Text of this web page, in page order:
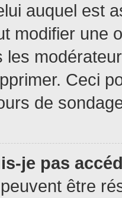
auquel est
modifier une
les
Ceci
de
je pas
être